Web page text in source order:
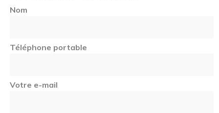
Nom
Téléphone portable
Votre e-mail